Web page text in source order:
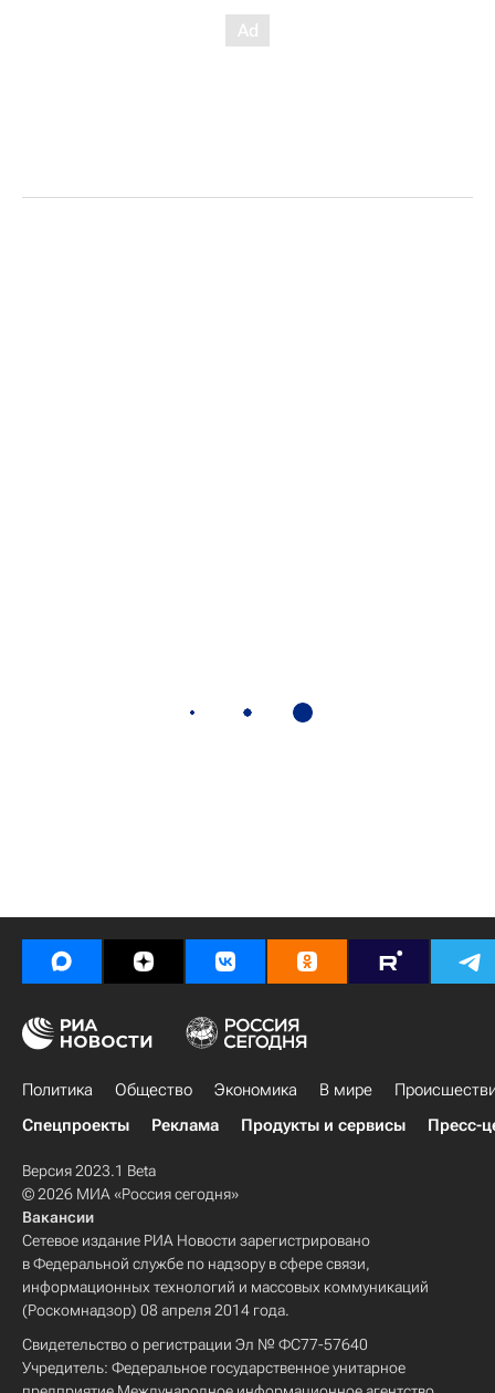
Политика Общество Экономика В мире
Спецпроекты
Реклама Продукты и сервисы Пресс-
Версия 2023.1 Beta
© 2026 МИА «Россия сегодня»
Вакансии
Сетевое издание РИА Новости зарегистрировано
в Федеральной службе по надзору в сфере связи,
информационных технологий и массовых коммуникаций
(Роскомнадзор) 08 апреля 2014 года.
Свидетельство о регистрации Эл № ФС77-57640
Учредитель: Федеральное государственное унитарное